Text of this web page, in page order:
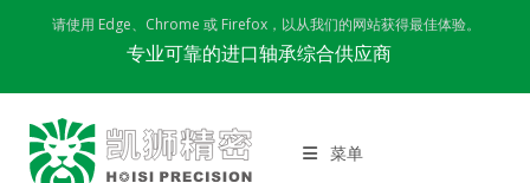
请使用 Edge、Chrome 或 Firefox，以从我们的网站获得最佳体验。
专业可靠的进口轴承综合供应商
菜单